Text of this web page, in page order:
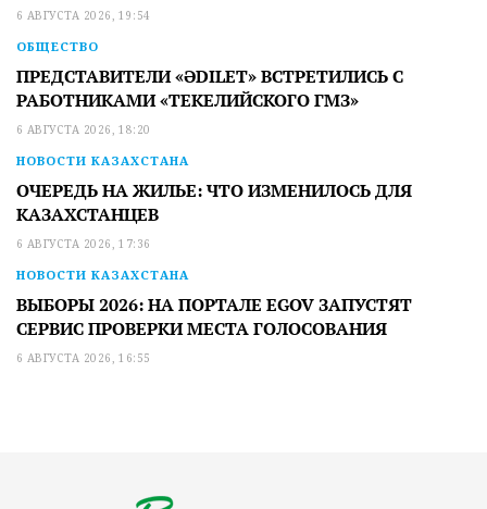
6 АВГУСТА 2026, 19:54
ОБЩЕСТВО
ПРЕДСТАВИТЕЛИ «ӘDILET» ВСТРЕТИЛИСЬ С
РАБОТНИКАМИ «ТЕКЕЛИЙСКОГО ГМЗ»
6 АВГУСТА 2026, 18:20
НОВОСТИ КАЗАХСТАНА
ОЧЕРЕДЬ НА ЖИЛЬЕ: ЧТО ИЗМЕНИЛОСЬ ДЛЯ
КАЗАХСТАНЦЕВ
6 АВГУСТА 2026, 17:36
НОВОСТИ КАЗАХСТАНА
ВЫБОРЫ 2026: НА ПОРТАЛЕ EGOV ЗАПУСТЯТ
СЕРВИС ПРОВЕРКИ МЕСТА ГОЛОСОВАНИЯ
6 АВГУСТА 2026, 16:55